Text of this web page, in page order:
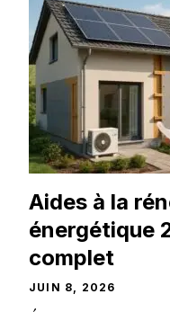
Aides à la
énergétique
complet
JUIN 8, 2026